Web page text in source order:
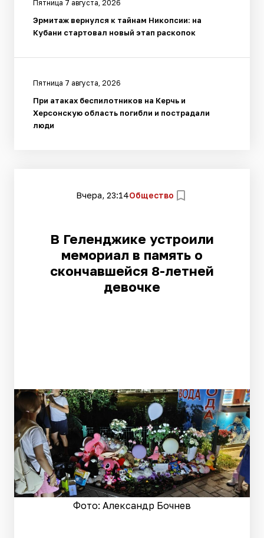
Пятница 7 августа, 2026
Эрмитаж вернулся к тайнам Никопсии: на
Кубани стартовал новый этап раскопок
Пятница 7 августа, 2026
При атаках беспилотников на Керчь и
Херсонскую область погибли и пострадали
люди
Вчера, 23:14Общество
В Геленджике устроили
мемориал в память о
скончавшейся 8-летней
девочке
Фото: Александр Бочнев